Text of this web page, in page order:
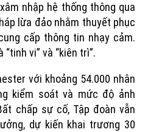
nhập hệ thống thông qua
lừa đảo nhằm thuyết phục
cấp thông tin nhạy cảm.
vi” và “kiên trì”.
với khoảng 54.000 nhân
kiểm soát và mức độ ảnh
chấp sự cố, Tập đoàn vẫn
dự kiến khai trương 30